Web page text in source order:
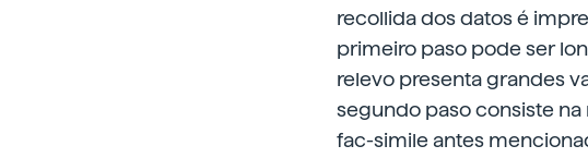
recollida dos datos é
primeiro paso pode ser
relevo presenta grandes
segundo paso consiste
fac-simile antes